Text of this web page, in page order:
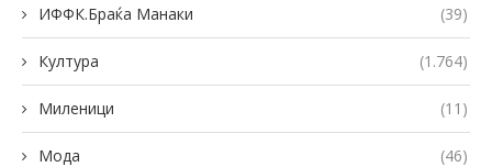
ИФФК.Браќа Манаки (39)
Култура (1.764)
Миленици (11)
Мода (46)